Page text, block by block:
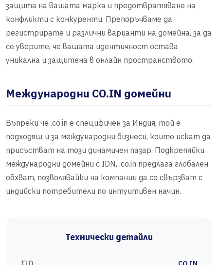
защита на вашата марка и предотвратяване на
конфликти с конкуренти. Препоръчваме да
регистрирате и различни варианти на домейна, за да
се уверите, че вашата идентичност остава
уникална и защитена в онлайн пространството.
Международни CO.IN домейни
Въпреки че .co.in е специфичен за Индия, той е
подходящ и за международни бизнеси, които искат да
присъстват на този динамичен пазар. Подкрепяйки
международни домейни с IDN, .co.in предлага глобален
обхват, позволявайки на компании да се свързват с
индийски потребители по интуитивен начин.
Технически детайли